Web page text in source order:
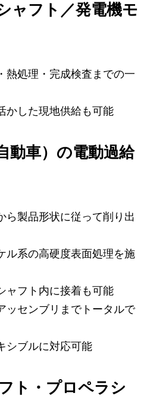
ャフト／発電機モ
熱処理・完成検査までの一
かした現地供給も可能
動車）の電動過給
ら製品形状に従って削り出
ル系の高硬度表面処理を施
ャフト内に接着も可能
ッセンブリまでトータルで
シブルに対応可能
ト・プロペラシ